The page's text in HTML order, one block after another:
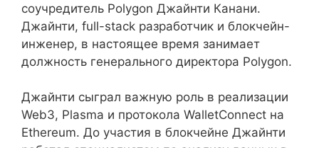
соучредитель Polygon Джайнти Канани.
Джайнти, full-stack разработчик и блокчейн-
инженер, в настоящее время занимает
должность генерального директора Polygon.
Джайнти сыграл важную роль в реализации
Web3, Plasma и протокола WalletConnect на
Ethereum. До участия в блокчейне Джайнти